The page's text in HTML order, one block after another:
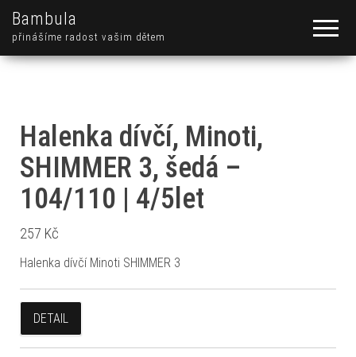
Bambula
přinášíme radost vašim dětem
Halenka dívčí, Minoti,
SHIMMER 3, šedá –
104/110 | 4/5let
257 Kč
Halenka dívčí Minoti SHIMMER 3
DETAIL